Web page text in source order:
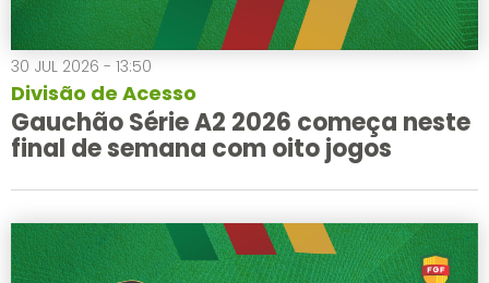
30 JUL 2026 - 13:50
Divisão de Acesso
Gauchão Série A2 2026 começa neste
final de semana com oito jogos